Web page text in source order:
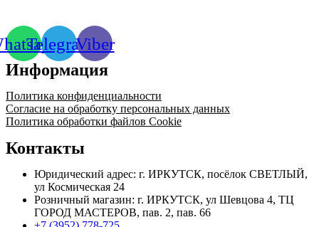
Г/
Г
лат.
TelegramViber
Информация
Политика конфиденциальности
Согласие на обработку персональных данных
Политика обработки файлов Cookie
Контакты
Юридический адрес: г. ИРКУТСК, посёлок СВЕТЛЫЙ,
ул Космическая 24
Розничный магазин: г. ИРКУТСК, ул Шевцова 4, ТЦ
ГОРОД МАСТЕРОВ, пав. 2, пав. 66